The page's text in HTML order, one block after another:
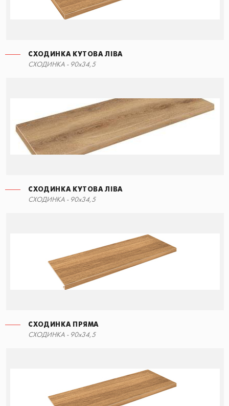
СХОДИНКА КУТОВА ЛІВА
СХОДИНКА - 90x34,5
СХОДИНКА КУТОВА ЛІВА
СХОДИНКА - 90x34,5
СХОДИНКА ПРЯМА
СХОДИНКА - 90x34,5